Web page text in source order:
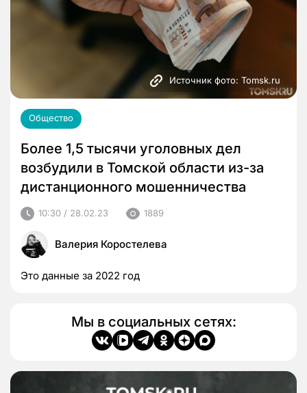
Источник фото: Tomsk.ru
Общество
Более 1,5 тысячи уголовных дел
возбудили в Томской области из-за
дистанционного мошенничества
10:30 / 28.02.23 1889
Валерия Коростелева
Это данные за 2022 год
Мы в социальных сетях: